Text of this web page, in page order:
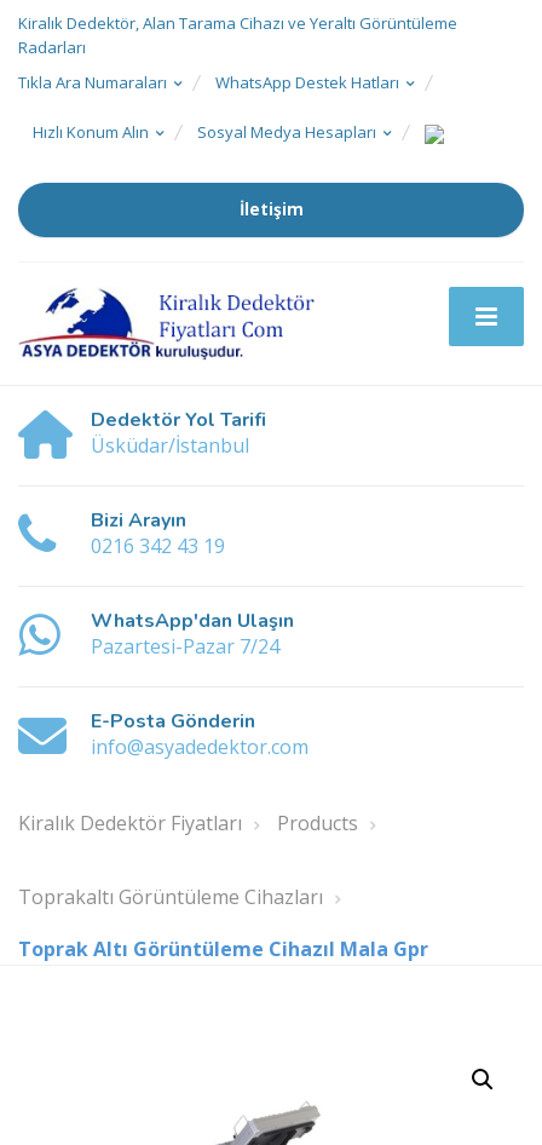
Kiralık Dedektör, Alan Tarama Cihazı ve Yeraltı Görüntüleme
Radarları
Tıkla Ara Numaraları
WhatsApp Destek Hatları
Hızlı Konum Alın Sosyal Medya Hesapları
İletişim
Dedektör Yol Tarifi
Üsküdar/İstanbul
Bizi Arayın
0216 342 43 19
WhatsApp'dan Ulaşın
Pazartesi-Pazar 7/24
E-Posta Gönderin
info@asyadedektor.com
Kiralık Dedektör Fiyatları Products
Toprakaltı Görüntüleme Cihazları
Toprak Altı Görüntüleme CihazıI Mala Gpr